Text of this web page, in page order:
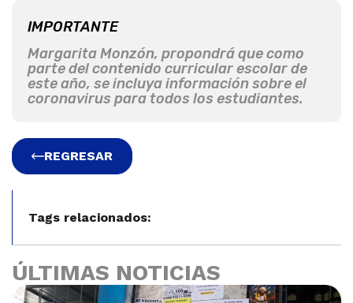
IMPORTANTE
Margarita Monzón, propondrá que como
parte del contenido curricular escolar de
este año, se incluya información sobre el
coronavirus para todos los estudiantes.
REGRESAR
Tags relacionados:
ÚLTIMAS NOTICIAS